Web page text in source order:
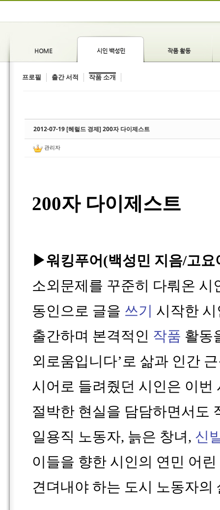
HOME 시인 백성민 작품 활동
프로필 출간 서적 작품 소개
2012-07-19 [헤럴드 경제] 200자 다이제스트
관리자
200자 다이제스트
▶워킹푸어 (백성민 지음/고요
소외문제를 꾸준히 다뤄온 시
동인으로 글을 쓰기 시작한
출간하며 본격적인 작품 활동
외로움입니다’로 삶과 인간
시어로 들려줬던 시인은 이
절박한 현실을 담담하면서도
일용직 노동자, 늙은 창녀, 신
이들을 향한 시인의 연민 어
견뎌내야 하는 도시 노동자